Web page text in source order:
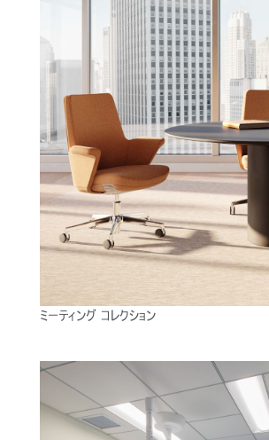
あなたの場所を選択して
サインイン
SIGN IN WITH SSO
パスワードを忘れた
Select
Region
リファレンスコ
ミーティング コレクション